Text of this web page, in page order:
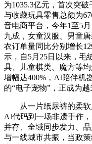
为1035.3亿元，首次突
与收藏玩具零售总额为
音电商平台，今年1至5
九成，女童汉服、男童
衣订单量同比分别增长
示，自5月25日以来，毛
具、儿童棋类、魔方等
增幅达400%，AI陪伴机
的“电子宠物”，正成为越
从一片纸尿裤的柔软
AI代码到一场非遗手作
并存、全域同步发力、
与一线城市共振，当政